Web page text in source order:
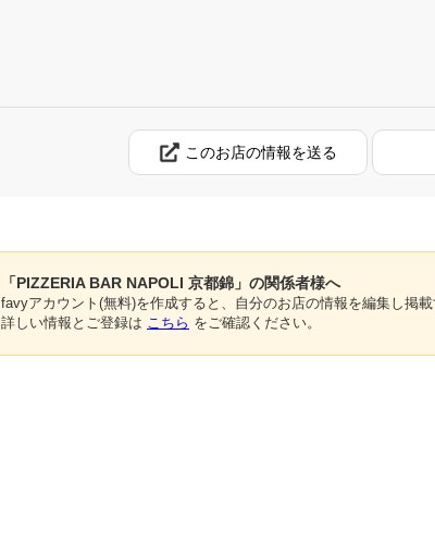
このお店の情報を送る
「PIZZERIA BAR NAPOLI 京都錦」の関係者様へ
favyアカウント(無料)を作成すると、自分のお店の情報を編集し掲載
詳しい情報とご登録は こちら をご確認ください。